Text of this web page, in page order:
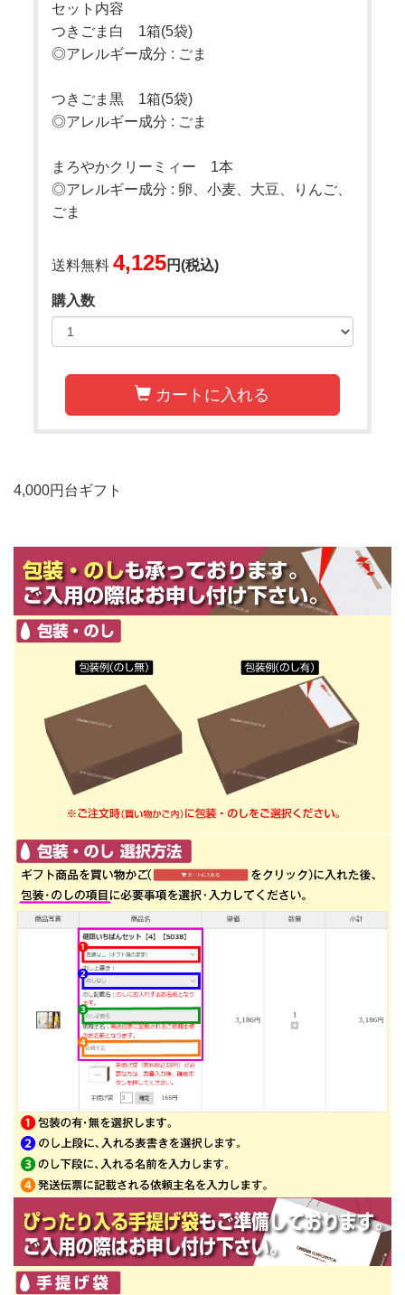
セット内容
つきごま白 1箱(5袋)
◎アレルギー成分 : ごま
つきごま黒 1箱(5袋)
◎アレルギー成分 : ごま
まろやかクリーミィー 1本
◎アレルギー成分 : 卵、小麦、大豆、りんご、
ごま
送料無料4,125円(税込)
購入数
カートに入れる
4,000円台ギフト